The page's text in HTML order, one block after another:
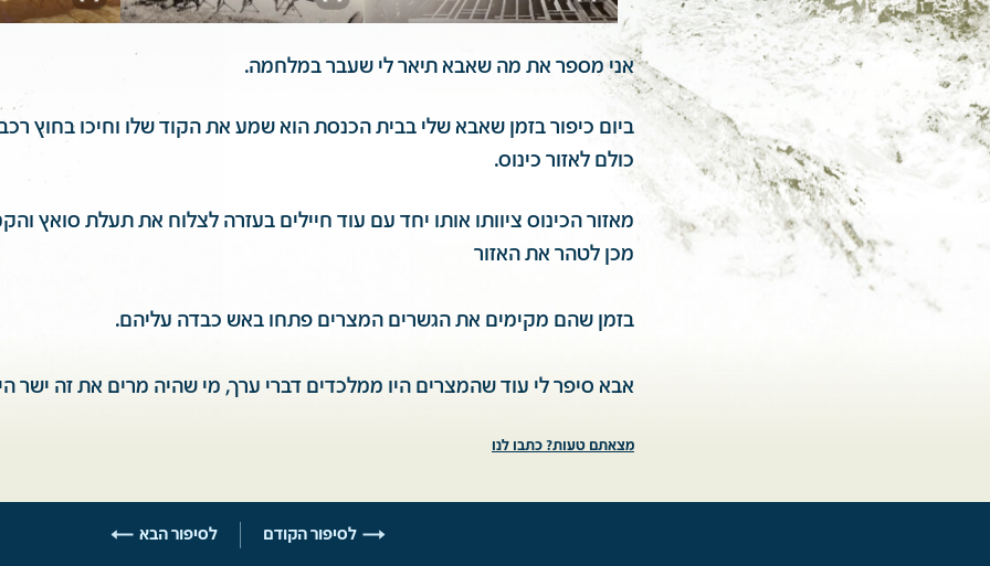
אני מספר את מה שאבא תיאר לי שעבר במלחמה.
ביום כיפור בזמן שאבא שלי בבית הכנסת הוא שמע את הקוד שלו וחיכו בחוץ
כולם לאזור כינוס.
מאזור הכינוס ציוותו אותו יחד עם עוד חיילים בעזרה לצלוח את תעלת סואץ
מכן לטהר את האזור
בזמן שהם מקימים את הגשרים המצרים פתחו באש כבדה עליהם.
אבא סיפר לי עוד שהמצרים היו ממלכדים דברי ערך, מי שהיה מרים את זה ישר
מצאתם טעות? כתבו לנו
לסיפור הקודם לסיפור הבא